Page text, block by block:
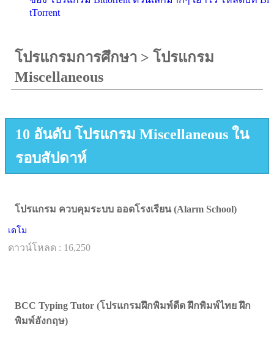
tTorrent
โปรแกรมการศึกษา > โปรแกรม
Miscellaneous
10 อันดับ โปรแกรม Miscellaneous ใน
รอบสัปดาห์
โปรแกรม ควบคุมระบบ ออดโรงเรียน (Alarm School)
เดโม
ดาวน์โหลด : 16,250
BCC Typing Tutor (โปรแกรมฝึกพิมพ์ดีด ฝึกพิมพ์ไทย ฝึก
พิมพ์อังกฤษ)